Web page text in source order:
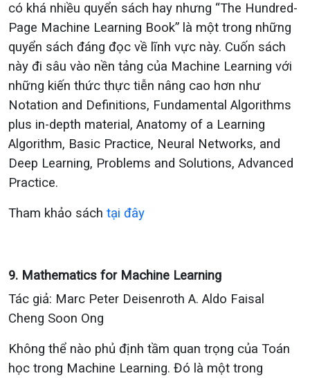
có khá nhiều quyển sách hay nhưng “The Hundred-
Page Machine Learning Book” là một trong những
quyển sách đáng đọc về lĩnh vực này. Cuốn sách
này đi sâu vào nền tảng của Machine Learning với
những kiến thức thực tiễn nâng cao hơn như
Notation and Definitions, Fundamental Algorithms
plus in-depth material, Anatomy of a Learning
Algorithm, Basic Practice, Neural Networks, and
Deep Learning, Problems and Solutions, Advanced
Practice.
Tham khảo sách tại đây
9. Mathematics for Machine Learning
Tác giả: Marc Peter Deisenroth A. Aldo Faisal
Cheng Soon Ong
Không thể nào phủ định tầm quan trọng của Toán
học trong Machine Learning. Đó là một trong